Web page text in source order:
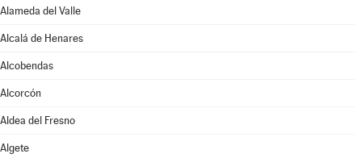
Alameda del Valle
Alcalá de Henares
Alcobendas
Alcorcón
Aldea del Fresno
Algete